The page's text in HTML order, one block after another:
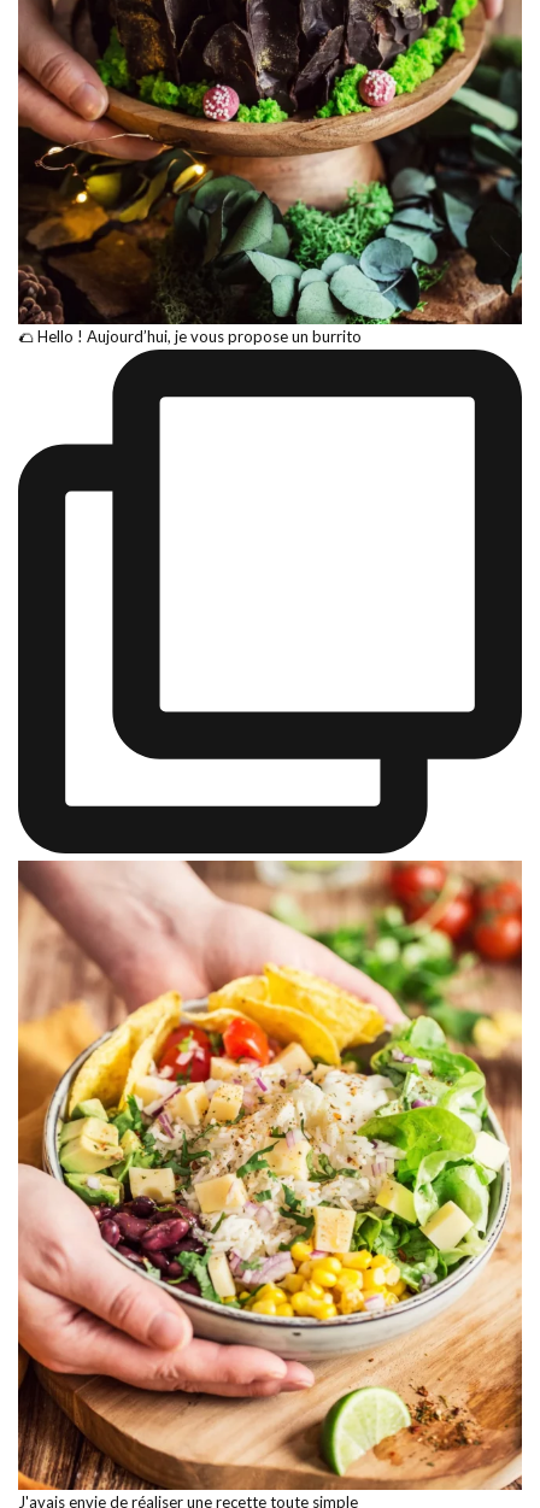
🌮 Hello ! Aujourd’hui, je vous propose un burrito
J'avais envie de réaliser une recette toute simple